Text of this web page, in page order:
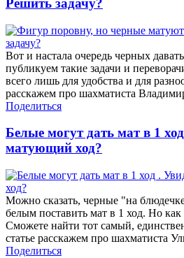
Решить задачу?
Вот и настала очередь черных
публикуем такие задачи и
всего лишь для удобства и для
расскажем про шахматиста
Поделиться
Белые могут дать мат в 1
матующий ход?
Можно сказать, черные "на
белым поставить мат в 1 ход. Но как
Сможете найти тот самый,
статье расскажем про шахматиста
Поделиться